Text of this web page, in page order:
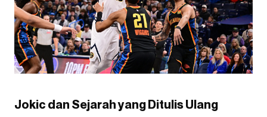
Jokic dan Sejarah yang Ditulis Ulang